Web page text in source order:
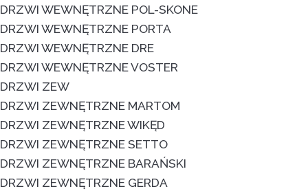
DRZWI WEWNĘTRZNE POL-SKONE
DRZWI WEWNĘTRZNE PORTA
DRZWI WEWNĘTRZNE DRE
DRZWI WEWNĘTRZNE VOSTER
DRZWI ZEW
DRZWI ZEWNĘTRZNE MARTOM
DRZWI ZEWNĘTRZNE WIKĘD
DRZWI ZEWNĘTRZNE SETTO
DRZWI ZEWNĘTRZNE BARAŃSKI
DRZWI ZEWNĘTRZNE GERDA